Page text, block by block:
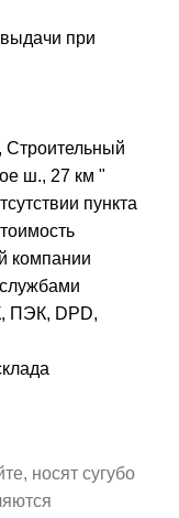
при
Строительный
ш., 27 км "
пункта
компании
ПЭК, DPD,
носят сугубо